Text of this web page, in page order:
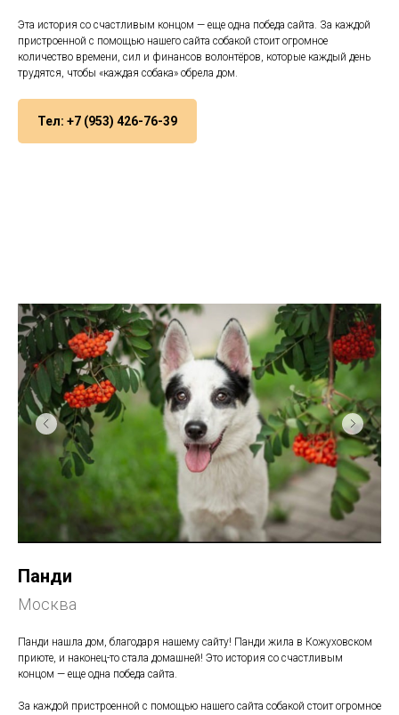
Эта история со счастливым концом — еще одна победа сайта. За каждой
пристроенной с помощью нашего сайта собакой стоит огромное
количество времени, сил и финансов волонтёров, которые каждый день
трудятся, чтобы «каждая собака» обрела дом.
Тел: +7 (953) 426-76-39
Панди
Москва
Панди нашла дом, благодаря нашему сайту! Панди жила в Кожуховском
приюте, и наконец-то стала домашней! Это история со счастливым
концом — еще одна победа сайта.
За каждой пристроенной с помощью нашего сайта собакой стоит огромное